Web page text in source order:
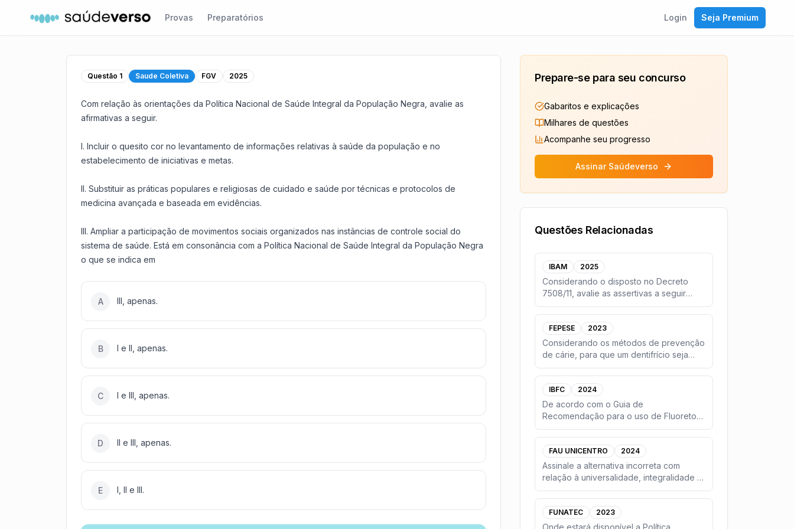
Provas Preparatórios Login Seja Premium
Questão 1 Saude Coletiva FGV 2025
Com relação às orientações da Política Nacional de Saúde Integral da População Negra, avalie as
afirmativas a seguir.
I. Incluir o quesito cor no levantamento de informações relativas à saúde da população e no
estabelecimento de iniciativas e metas.
II. Substituir as práticas populares e religiosas de cuidado e saúde por técnicas e protocolos de
medicina avançada e baseada em evidências.
III. Ampliar a participação de movimentos sociais organizados nas instâncias de controle social do
sistema de saúde. Está em consonância com a Política Nacional de Saúde Integral da População Negra
o que se indica em
A III, apenas.
B I e II, apenas.
C I e III, apenas.
D II e III, apenas.
E I, II e III.
Prepare-se para seu concurso
Gabaritos e explicações
Milhares de questões
Acompanhe seu progresso
Assinar Saúdeverso
Questões Relacionadas
IBAM 2025
Considerando o disposto no Decreto
7508/11, avalie as assertivas a seguir
quanto à sua veracidade.(...
FEPESE 2023
Considerando os métodos de prevenção
de cárie, para que um dentifrício seja
considerado eficiente, e...
IBFC 2024
De acordo com o Guia de
Recomendação para o uso de Fluoretos
no Brasil, ano de 2009, do Ministério d...
FAU UNICENTRO 2024
Assinale a alternativa incorreta com
relação à universalidade, integralidade e
equidade no SUS:...
FUNATEC 2023
Onde estará disponível a Política